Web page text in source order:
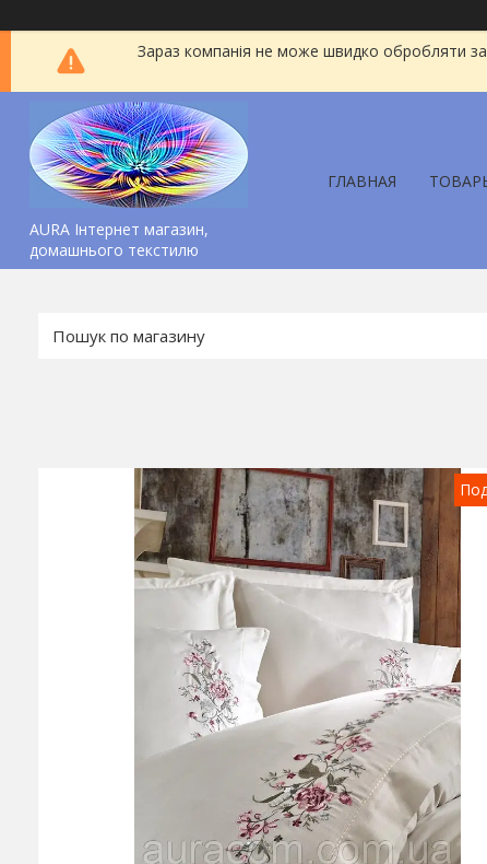
Зараз компанія не може швидко обробляти
AURA Інтернет магазин,
домашнього текстилю
ГЛАВНАЯ